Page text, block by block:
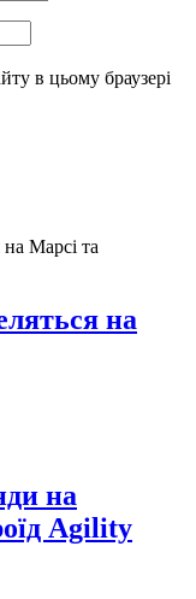
в цьому браузері
на
на
Agility